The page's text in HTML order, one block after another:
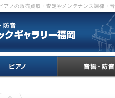
アノの販売買取・査定やメンテナンス調律